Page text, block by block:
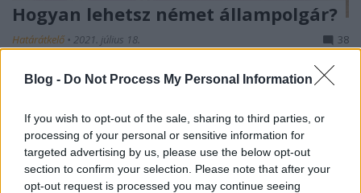
Blog - Do Not Process My Personal Information
If you wish to opt-out of the sale, sharing to third parties, or
processing of your personal or sensitive information for
targeted advertising by us, please use the below opt-out
section to confirm your selection. Please note that after your
opt-out request is processed you may continue seeing
Hogyan lehetsz német állampolgár?
Határátkelő • 2021. július 18. 38
Amikor az ember határátkelő lesz, jellemzően nem
kérdése. Aztán ahogyan telnek az évek, egyre
komolyabban érdemes elgondolkodni a
lehetőségeken.